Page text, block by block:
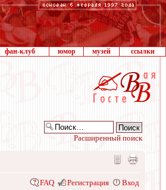
фан-клуб юмор музей ссылки
Расширенный поиск
FAQ Регистрация Вход